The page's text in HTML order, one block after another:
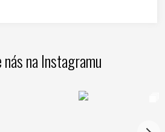
na Instagramu